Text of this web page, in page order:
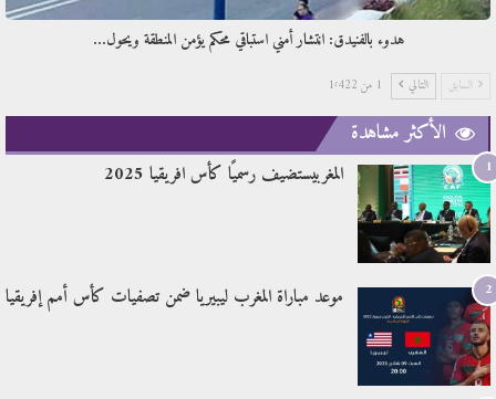
هدوء بالفنيدق: انتشار أمني استباقي محكم يؤمن المنطقة ويحول…
السابق التالي 1 من 1٬422
الأكثر مشاهدة
1 المغربيستضيف رسميًا كأس افريقيا 2025
2 موعد مباراة المغرب ليبيريا ضمن تصفيات كأس أمم إفريقيا